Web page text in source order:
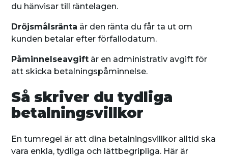
du hänvisar till räntelagen.
Dröjsmålsränta är den ränta du får ta ut om
kunden betalar efter förfallodatum.
Påminnelseavgift är en administrativ avgift för
att skicka betalningspåminnelse.
Så skriver du tydliga
betalningsvillkor
En tumregel är att dina betalningsvillkor alltid ska
vara enkla, tydliga och lättbegripliga. Här är